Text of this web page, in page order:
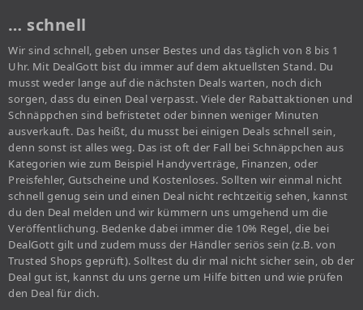
… schnell
Wir sind schnell, geben unser Bestes und das täglich von 8 bis 1
Uhr. Mit DealGott bist du immer auf dem aktuellsten Stand. Du
musst weder lange auf die nächsten Deals warten, noch dich
sorgen, dass du einen Deal verpasst. Viele der Rabattaktionen und
Schnäppchen sind befristetet oder binnen weniger Minuten
ausverkauft. Das heißt, du musst bei einigen Deals schnell sein,
denn sonst ist alles weg. Das ist oft der Fall bei Schnäppchen aus
Kategorien wie zum Beispiel Handyverträge, Finanzen, oder
Preisfehler, Gutscheine und Kostenloses. Sollten wir einmal nicht
schnell genug sein und einen Deal nicht rechtzeitig sehen, kannst
du den Deal melden und wir kümmern uns umgehend um die
Veröffentlichung. Bedenke dabei immer die 10% Regel, die bei
DealGott gilt und zudem muss der Händler seriös sein (z.B. von
Trusted Shops geprüft). Solltest du dir mal nicht sicher sein, ob der
Deal gut ist, kannst du uns gerne um Hilfe bitten und wie prüfen
den Deal für dich.